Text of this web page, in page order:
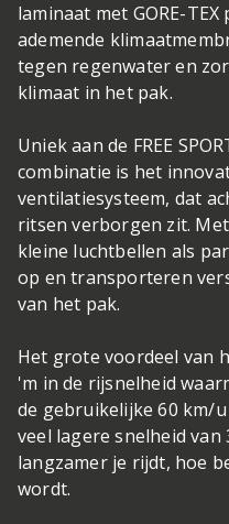
laminaat met GORE-
ademende
tegen regenwater en
klimaat in het pak.
Uniek aan de FREE
combinatie is het
ventilatiesysteem, dat
ritsen verborgen zit. Met
kleine luchtbellen als
op en transporteren
van het pak.
Het grote voordeel van
'm in de rijsnelheid
de gebruikelijke 60 km/u
veel lagere snelheid
langzamer je rijdt, hoe
wordt.